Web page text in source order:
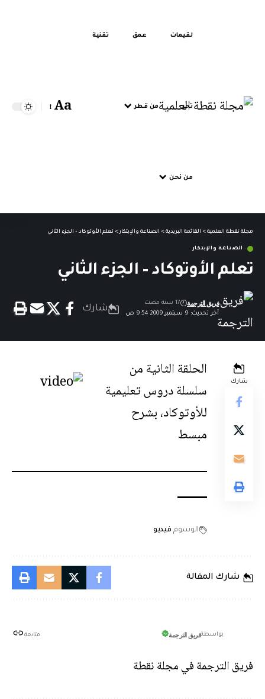
لقيمات عمق تقنية
تحر من قطر
من نحن
Aa
مجلة نقطة العلمية > القائمة البريدية > الصناعة والإبتكار > تعلم الأوتوكاد – الجزء الثاني
الصناعة والإبتكار
تعلم الأوتوكاد – الجزء الثاني
آخر تحديث: 9 سبتمبر,2009 9:54 ص
فريق الترجمة 17 سنة مضت
شارك
شارك
الحلقة الثانية من
سلسلة دروس تعليمية
للأوتوكاد، بشرح
مبسط
الوسوم فيديو
شارك المقالة
بواسطةفريق الترجمة متابعة
فريق الترجمة في مجلة نقطة